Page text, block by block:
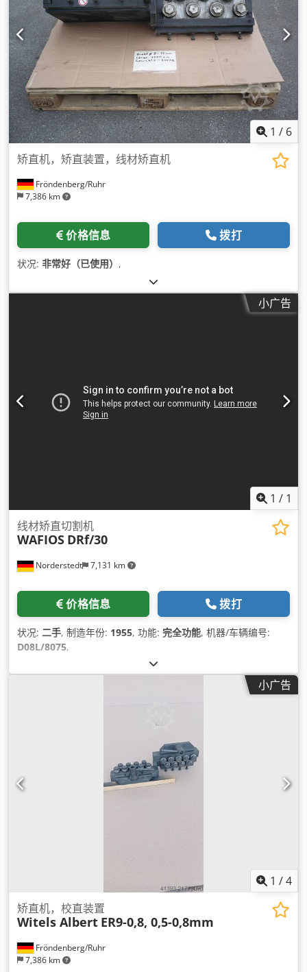
1 / 6
Fröndenberg/Ruhr
7,386 km
矫直机，矫直装置，线材矫直机
价格信息 拨打
状况: 非常好（已使用） ,
小广告
1 / 1
Norderstedt 7,131 km
线材矫直切割机
WAFIOS DRf/30
价格信息 拨打
状况: 二手, 制造年份: 1955, 功能: 完全功能, 机器/车辆编号:
D08L/8075,
小广告
1 /4
Fröndenberg/Ruhr
7,386 km
矫直机，校直装置
Witels Albert ER9-0,8, 0,5-0,8mm